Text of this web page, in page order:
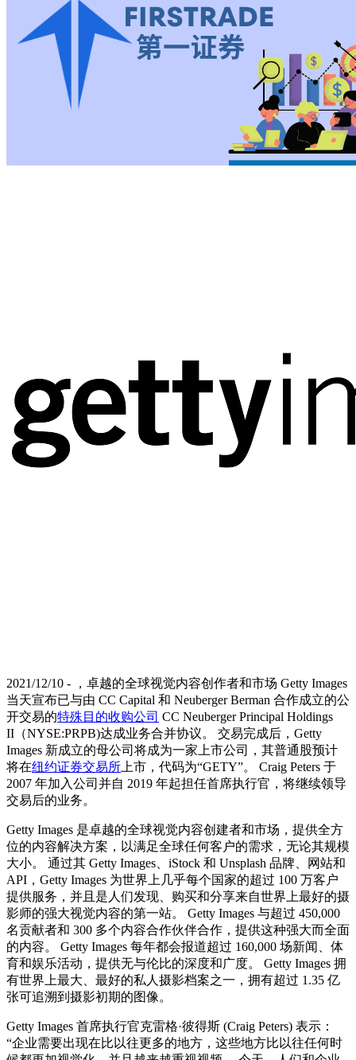
2021/12/10 - ，卓越的全球视觉内容创作者和市场 Getty Images
当天宣布已与由 CC Capital 和 Neuberger Berman 合作成立的公
开交易的特殊目的收购公司 CC Neuberger Principal Holdings
II（NYSE:PRPB)达成业务合并协议。 交易完成后，Getty
Images 新成立的母公司将成为一家上市公司，其普通股预计
将在纽约证券交易所 上市，代码为“GETY”。 Craig Peters 于
2007 年加入公司并自 2019 年起担任首席执行官，将继续领导
交易后的业务。
Getty Images 是卓越的全球视觉内容创建者和市场，提供全方
位的内容解决方案，以满足全球任何客户的需求，无论其规模
大小。 通过其 Getty Images、iStock 和 Unsplash 品牌、网站和
API，Getty Images 为世界上几乎每个国家的超过 100 万客户
提供服务，并且是人们发现、购买和分享来自世界上最好的摄
影师的强大视觉内容的第一站。 Getty Images 与超过 450,000
名贡献者和 300 多个内容合作伙伴合作，提供这种强大而全面
的内容。 Getty Images 每年都会报道超过 160,000 场新闻、体
育和娱乐活动，提供无与伦比的深度和广度。 Getty Images 拥
有世界上最大、最好的私人摄影档案之一，拥有超过 1.35 亿
张可追溯到摄影初期的图像。
Getty Images 首席执行官克雷格·彼得斯 (Craig Peters) 表示：
“企业需要出现在比以往更多的地方，这些地方比以往任何时